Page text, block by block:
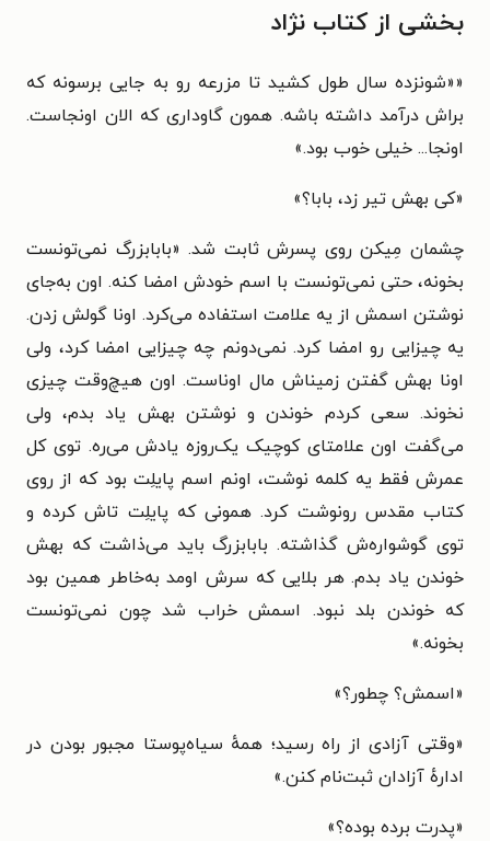
بخشی از کتاب نژاد
««شونزده سال طول کشید تا مزرعه رو به جایی برسونه که
براش درآمد داشته باشه. همون گاوداری که الان اونجاست.
اونجا... خیلی خوب بود.»
«کی بهش تیر زد، بابا؟»
چشمان مِیکن روی پسرش ثابت شد. «بابابزرگ نمی‌تونست
بخونه، حتی نمی‌تونست با اسم خودش امضا کنه. اون به‌جای
نوشتن اسمش از یه علامت استفاده می‌کرد. اونا گولش زدن.
یه چیزایی رو امضا کرد. نمی‌دونم چه چیزایی امضا کرد، ولی
اونا بهش گفتن زمیناش مال اوناست. اون هیچ‌وقت چیزی
نخوند. سعی کردم خوندن و نوشتن بهش یاد بدم، ولی
می‌گفت اون علامتای کوچیک یک‌روزه یادش می‌ره. توی کل
عمرش فقط یه کلمه نوشت، اونم اسم پایلِت بود که از روی
کتاب مقدس رونوشت کرد. همونی که پایلِت تاش کرده و
توی گوشواره‌ش گذاشته. بابابزرگ باید می‌ذاشت که بهش
خوندن یاد بدم. هر بلایی که سرش اومد به‌خاطر همین بود
که خوندن بلد نبود. اسمش خراب شد چون نمی‌تونست
بخونه.»
«اسمش؟ چطور؟»
«وقتی آزادی از راه رسید؛ همهٔ سیاه‌پوستا مجبور بودن در
ادارهٔ آزادان ثبت‌نام کنن.»
«پدرت برده بوده؟»